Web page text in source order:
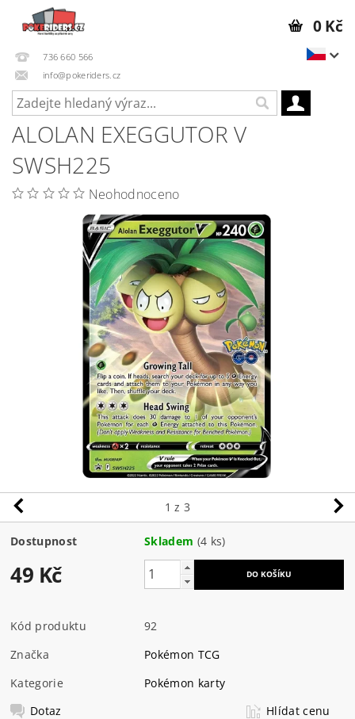
736 660 566
info@pokeriders.cz
0 Kč
ALOLAN EXEGGUTOR V
SWSH225
Neohodnoceno
1 z 3
Dostupnost Skladem (4 ks)
49 Kč
Kód produktu
92
Značka
Pokémon TCG
Kategorie
Pokémon karty
Dotaz
Hlídat cenu